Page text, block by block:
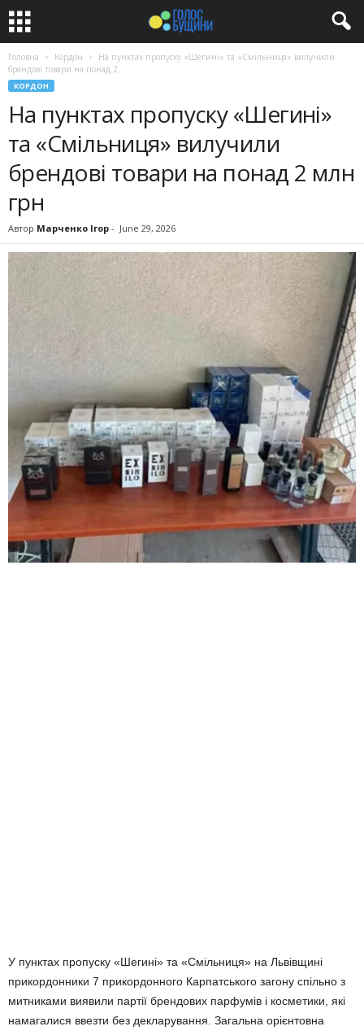
Головна Кордон
На пунктах пропуску «Шегині» та «Смільниця» вилучили
брендові товари на понад 2...
КОРДОН
На пунктах пропуску «Шегині»
та «Смільниця» вилучили
брендові товари на понад 2 млн
грн
Автор Марченко Ігор - June 29, 2026
У пунктах пропуску «Шегині» та «Смільниця» на Львівщині
прикордонники 7 прикордонного Карпатського загону спільно з
митниками виявили партії брендових парфумів і косметики, які
намагалися ввезти без декларування. Загальна орієнтовна